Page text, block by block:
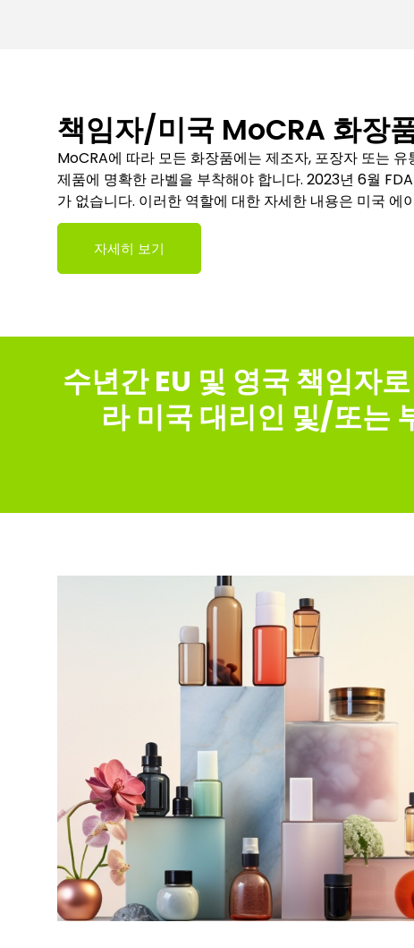
책임자/미국 MoCRA 화장
MoCRA에 따라 모든 화장품에는 제조자, 포장자 또는
제품에 명확한 라벨을 부착해야 합니다. 2023년 6월
가 없습니다. 이러한 역할에 대한 자세한 내용은 미국 에
자세히 보기
수년간 EU 및 영국 책임자
라 미국 대리인 및/또는